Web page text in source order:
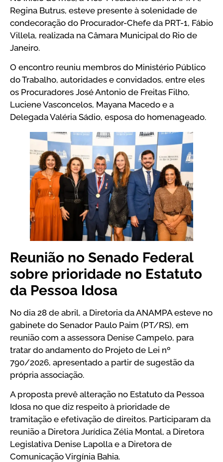
Regina Butrus, esteve presente à solenidade de
condecoração do Procurador-Chefe da PRT-1, Fábio
Villela, realizada na Câmara Municipal do Rio de
Janeiro.
O encontro reuniu membros do Ministério Público
do Trabalho, autoridades e convidados, entre eles
os Procuradores José Antonio de Freitas Filho,
Luciene Vasconcelos, Mayana Macedo e a
Delegada Valéria Sádio, esposa do homenageado.
Reunião no Senado Federal
sobre prioridade no Estatuto
da Pessoa Idosa
No dia 28 de abril, a Diretoria da ANAMPA esteve no
gabinete do Senador Paulo Paim (PT/RS), em
reunião com a assessora Denise Campelo, para
tratar do andamento do Projeto de Lei nº
790/2026, apresentado a partir de sugestão da
própria associação.
A proposta prevê alteração no Estatuto da Pessoa
Idosa no que diz respeito à prioridade de
tramitação e efetivação de direitos. Participaram da
reunião a Diretora Jurídica Zélia Montal, a Diretora
Legislativa Denise Lapolla e a Diretora de
Comunicação Virgínia Bahia.